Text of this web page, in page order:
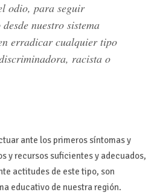
odio, para seguir
nuestro sistema
erradicar cualquier tipo
racista o
ante los primeros síntomas y
y recursos suficientes y adecuados,
actitudes de este tipo, son
educativo de nuestra región.